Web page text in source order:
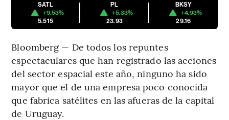
SATL
+9.53%
5.515
PL
+5.33%
23.93
BKSY
+4.93%
29.16
Bloomberg — De todos los repuntes
espectaculares que han registrado las acciones
del sector espacial este año, ninguno ha sido
mayor que el de una empresa poco conocida
que fabrica satélites en las afueras de la capital
de Uruguay.